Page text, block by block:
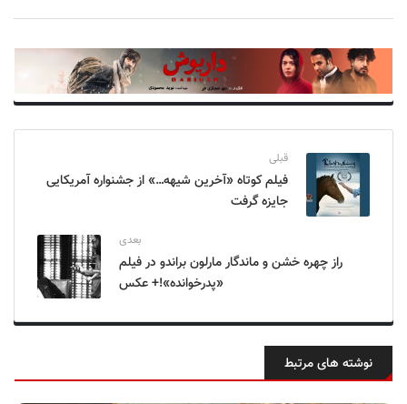
قبلی
فیلم کوتاه «آخرین شیهه…» از جشنواره آمریکایی
جایزه گرفت
بعدی
راز چهره خشن و ماندگار مارلون براندو در فیلم
«پدرخوانده»!+ عکس
نوشته های مرتبط